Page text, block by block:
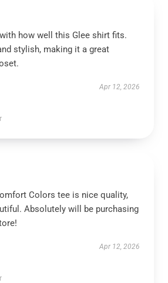
how well this Glee shirt fits.
stylish, making it a great
Apr 12, 2026
Colors tee is nice quality,
Absolutely will be purchasing
Apr 12, 2026